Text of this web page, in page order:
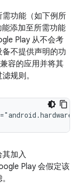
功能（如下例所
添加至所需功能
Play 从不会考
不提供声明的功
容的应用并将其
规则。
加入
Play 会假定该